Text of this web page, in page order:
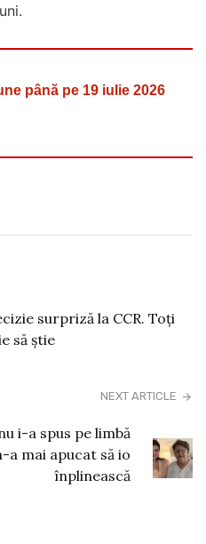
până pe 19 iulie 2026
surpriză la CCR. Toți
să știe
NEXT ARTICLE
i-a spus pe limbă
mai apucat să io
înplinească